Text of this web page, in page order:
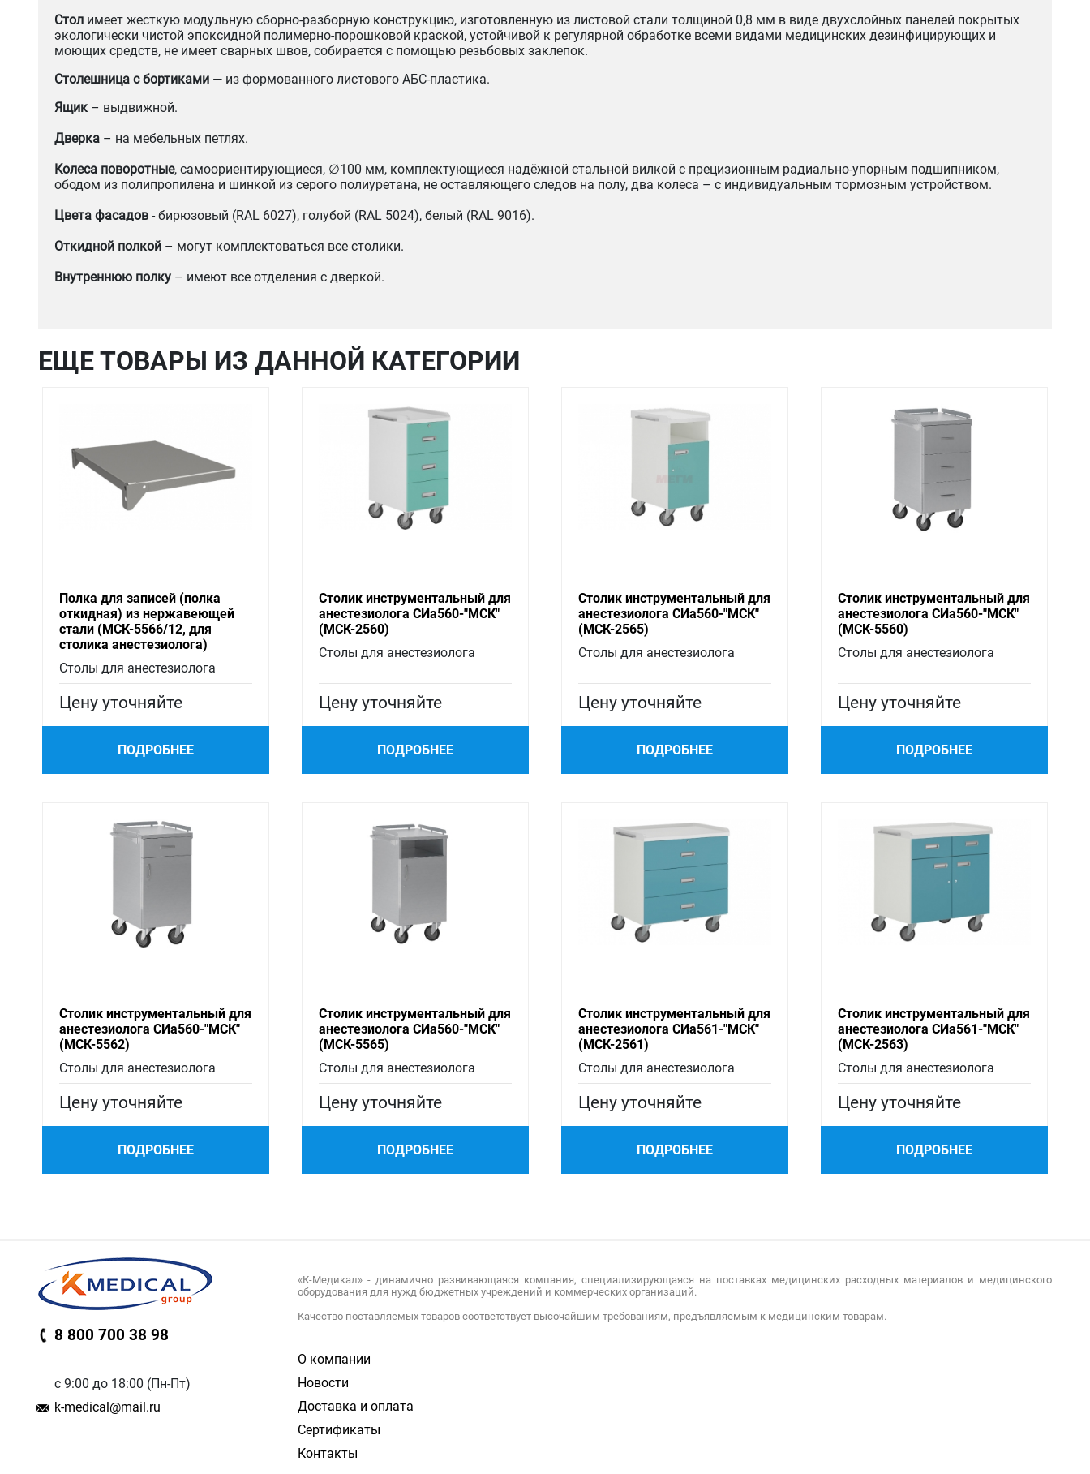
Стол имеет жесткую модульную сборно-разборную конструкцию, изготовленную из листовой стали толщиной 0,8 мм в виде двухслойных панелей покрытых
экологически чистой эпоксидной полимерно-порошковой краской, устойчивой к регулярной обработке всеми видами медицинских дезинфицирующих и
моющих средств, не имеет сварных швов, собирается с помощью резьбовых заклепок.
Столешница с бортиками — из формованного листового АБС-пластика.
Ящик– выдвижной.
Дверка – на мебельных петлях.
Колеса поворотные, самоориентирующиеся, ∅100 мм, комплектующиеся надёжной стальной вилкой с прецизионным радиально-упорным подшипником,
ободом из полипропилена и шинкой из серого полиуретана, не оставляющего следов на полу, два колеса – с индивидуальным тормозным устройством.
Цвета фасадов - бирюзовый (RAL 6027), голубой (RAL 5024), белый (RAL 9016).
Откидной полкой – могут комплектоваться все столики.
Внутреннюю полку – имеют все отделения с дверкой.
ЕЩЕ ТОВАРЫ ИЗ ДАННОЙ КАТЕГОРИИ
Полка для записей (полка
откидная) из нержавеющей
стали (МСК-5566/12, для
столика анестезиолога)
Столы для анестезиолога
Цену уточняйте
ПОДРОБНЕЕ
Столик инструментальный для
анестезиолога СИа560-"МСК"
(МСК-2560)
Столы для анестезиолога
Цену уточняйте
ПОДРОБНЕЕ
Столик инструментальный для
анестезиолога СИа560-"МСК"
(МСК-2565)
Столы для анестезиолога
Цену уточняйте
ПОДРОБНЕЕ
Столик инструментальный для
анестезиолога СИа560-"МСК"
(МСК-5560)
Столы для анестезиолога
Цену уточняйте
ПОДРОБНЕЕ
Столик инструментальный для
анестезиолога СИа560-"МСК"
(МСК-5562)
Столы для анестезиолога
Цену уточняйте
ПОДРОБНЕЕ
Столик инструментальный для
анестезиолога СИа560-"МСК"
(МСК-5565)
Столы для анестезиолога
Цену уточняйте
ПОДРОБНЕЕ
Столик инструментальный для
анестезиолога СИа561-"МСК"
(МСК-2561)
Столы для анестезиолога
Цену уточняйте
ПОДРОБНЕЕ
Столик инструментальный для
анестезиолога СИа561-"МСК"
(МСК-2563)
Столы для анестезиолога
Цену уточняйте
ПОДРОБНЕЕ
8 800 700 38 98
с 9:00 до 18:00 (Пн-Пт)
k-medical@mail.ru
«К-Медикал» - динамично развивающаяся компания, специализирующаяся на поставках медицинских расходных материалов и медицинского
оборудования для нужд бюджетных учреждений и коммерческих организаций.
Качество поставляемых товаров соответствует высочайшим требованиям, предъявляемым к медицинским товарам.
О компании
Новости
Доставка и оплата
Сертификаты
Контакты